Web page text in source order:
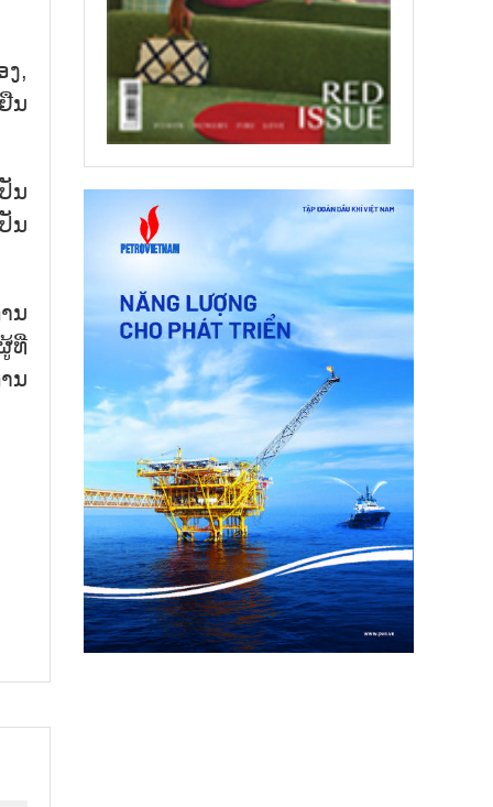
,
ນ
ນ
ນ
ນ
ທີ່
ນ